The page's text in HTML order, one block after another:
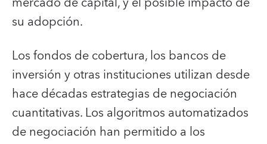
su adopción.
Los fondos de cobertura, los bancos de
inversión y otras instituciones utilizan desde
hace décadas estrategias de negociación
cuantitativas. Los algoritmos automatizados
de negociación han permitido a los